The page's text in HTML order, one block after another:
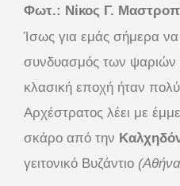
Φωτ.: Νίκος Γ.
Ίσως για εμάς σήμερα να
συνδυασμός των ψαριών
κλασική εποχή ήταν
Αρχέστρατος λέει με
σκάρο από την
γειτονικό Βυζάντιο